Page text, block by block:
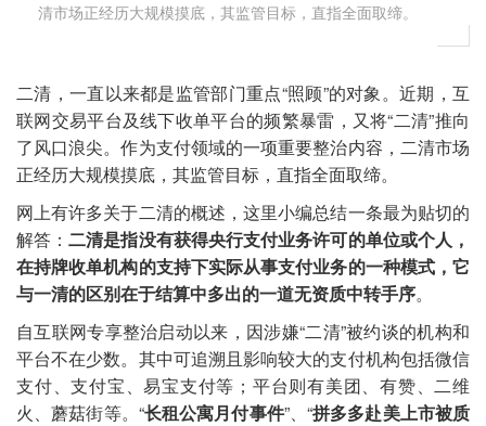
清市场正经历大规模摸底，其监管目标，直指全面取缔。
二清，一直以来都是监管部门重点“照顾”的对象。近期，互
联网交易平台及线下收单平台的频繁暴雷，又将“二清”推向
了风口浪尖。作为支付领域的一项重要整治内容，二清市场
正经历大规模摸底，其监管目标，直指全面取缔。
网上有许多关于二清的概述，这里小编总结一条最为贴切的
解答：二清是指没有获得央行支付业务许可的单位或个人，
在持牌收单机构的支持下实际从事支付业务的一种模式，它
与一清的区别在于结算中多出的一道无资质中转手序。
自互联网专享整治启动以来，因涉嫌“二清”被约谈的机构和
平台不在少数。其中可追溯且影响较大的支付机构包括微信
支付、支付宝、易宝支付等；平台则有美团、有赞、二维
火、蘑菇街等。“长租公寓月付事件”、“拼多多赴美上市被质